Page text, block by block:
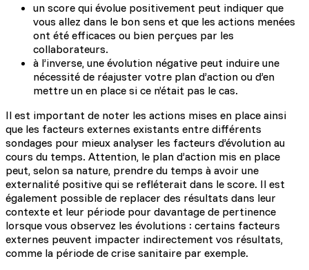
un score qui évolue positivement peut indiquer que
vous allez dans le bon sens et que les actions menées
ont été efficaces ou bien perçues par les
collaborateurs.
à l’inverse, une évolution négative peut induire une
nécessité de réajuster votre plan d’action ou d’en
mettre un en place si ce n’était pas le cas.
Il est important de noter les actions mises en place ainsi
que les facteurs externes existants entre différents
sondages pour mieux analyser les facteurs d’évolution au
cours du temps. Attention, le plan d’action mis en place
peut, selon sa nature, prendre du temps à avoir une
externalité positive qui se refléterait dans le score. Il est
également possible de replacer des résultats dans leur
contexte et leur période pour davantage de pertinence
lorsque vous observez les évolutions : certains facteurs
externes peuvent impacter indirectement vos résultats,
comme la période de crise sanitaire par exemple.